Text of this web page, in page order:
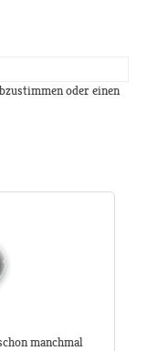
oder einen
manchmal